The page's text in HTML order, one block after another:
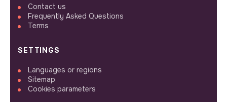
Contact us
Frequently Asked Questions
Terms
SETTINGS
Languages or regions
Sitemap
Cookies parameters